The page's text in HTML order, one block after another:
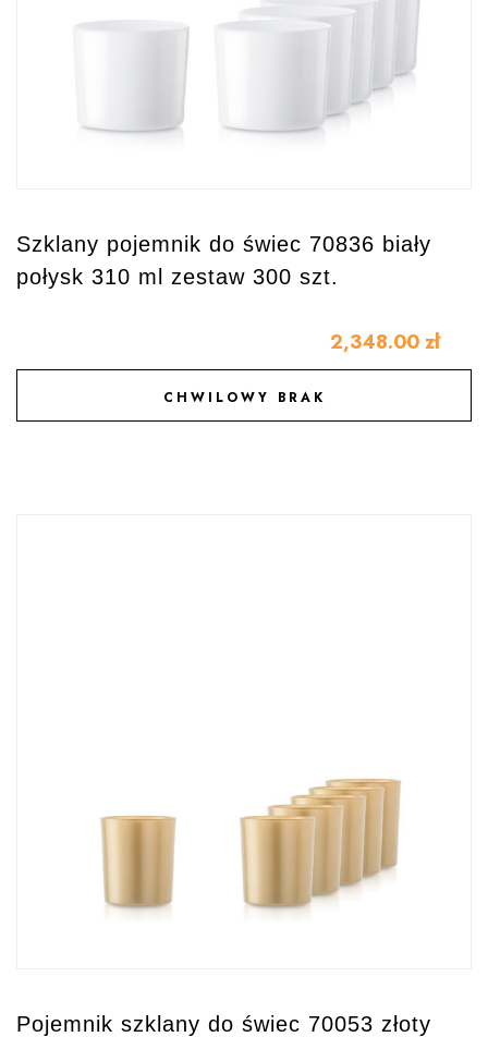
Szklany pojemnik do świec 70836 biały
połysk 310 ml zestaw 300 szt.
2,348.00 zł
CHWILOWY BRAK
DODAJ DO ULUBIONYCH
Pojemnik szklany do świec 70053 złoty